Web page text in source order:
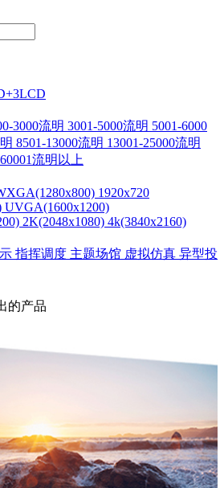
3000流明 3001-5000流明 5001-6000
8501-13000流明 13001-25000流明
60001流明以上
1920x720
UVGA(1600x1200)
2K(2048x1080) 4k(3840x2160)
指挥调度 主题场馆 虚拟仿真 异型投
的产品